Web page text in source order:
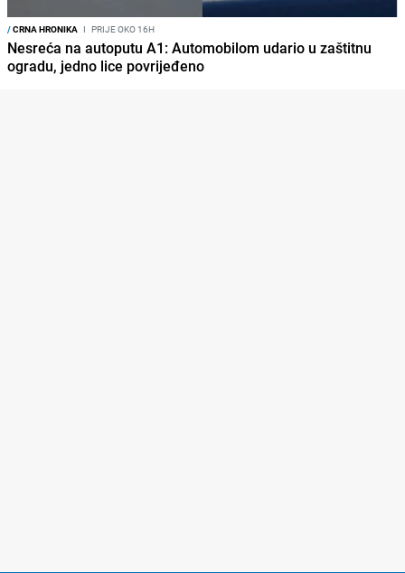
/CRNA HRONIKA I PRIJE OKO 16H
Nesreća na autoputu A1: Automobilom udario u zaštitnu
ogradu, jedno lice povrijeđeno